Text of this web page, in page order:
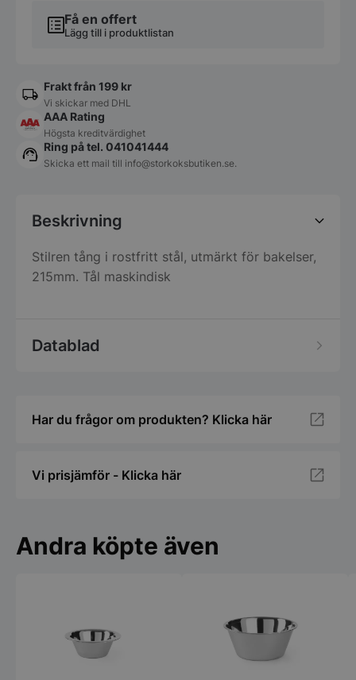
Få en offert
Lägg till i produktlistan
Frakt från 199 kr
Vi skickar med DHL
AAA Rating
Högsta kreditvärdighet
Ring på tel. 041041444
Skicka ett mail till info@storkoksbutiken.se.
Beskrivning
Stilren tång i rostfritt stål, utmärkt för bakelser,
215mm. Tål maskindisk
Datablad
Har du frågor om produkten? Klicka här
Vi prisjämför - Klicka här
Andra köpte även